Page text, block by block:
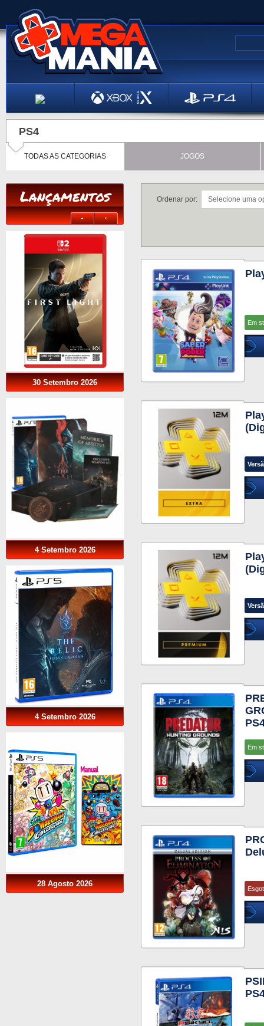
PS4
TODAS AS CATEGORIAS JOGOS
Lançamentos
30 Setembro 2026
4 Setembro 2026
4 Setembro 2026
28 Agosto 2026
Ordenar por:
Em
Em